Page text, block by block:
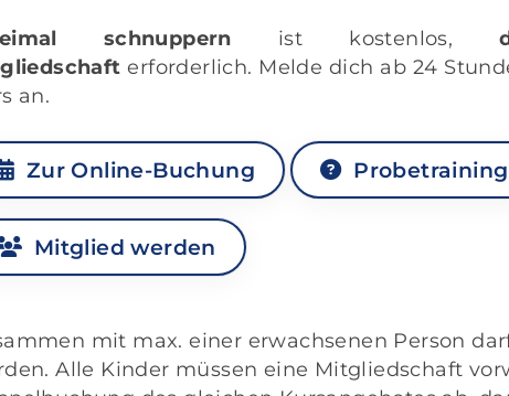
schnuppern ist kostenlos,
erforderlich. Melde dich ab 24
an.
Zur Online-Buchung
Mitglied werden
mit max. einer erwachsenen Person
Alle Kinder müssen eine Mitgliedschaft